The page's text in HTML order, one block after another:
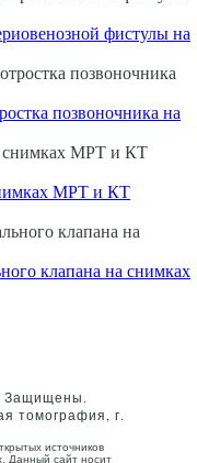
фистулы на
позвоночника на
МРТ и КТ
клапана на снимках
Защищены.
томография, г.
источников
Данный сайт носит